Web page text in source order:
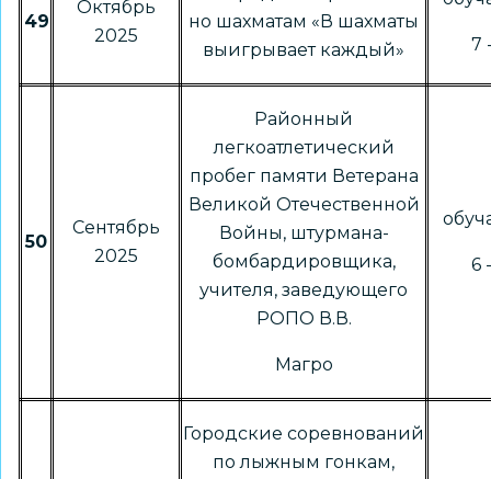
49
Октябрь
2025
но шахматам «В шахматы
выигрывает каждый»
7
50
Сентябрь
2025
Районный
легкоатлетический
пробег памяти Ветерана
Великой Отечественной
Войны, штурмана-
бомбардировщика,
учителя, заведующего
РОПО В.В.
Магро
6
Городские соревнований
по лыжным гонкам,